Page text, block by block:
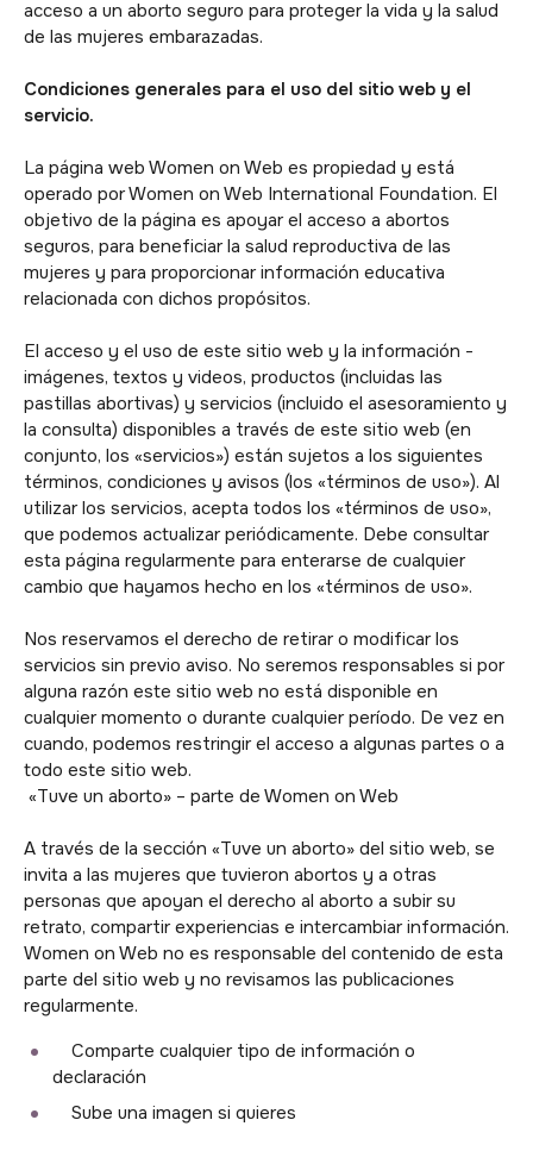
acceso a un aborto seguro para proteger la vida y la salud
de las mujeres embarazadas.
Condiciones generales para el uso del sitio web y el
servicio.
La página web Women on Web es propiedad y está
operado por Women on Web International Foundation. El
objetivo de la página es apoyar el acceso a abortos
seguros, para beneficiar la salud reproductiva de las
mujeres y para proporcionar información educativa
relacionada con dichos propósitos.
El acceso y el uso de este sitio web y la información -
imágenes, textos y videos, productos (incluidas las
pastillas abortivas) y servicios (incluido el asesoramiento y
la consulta) disponibles a través de este sitio web (en
conjunto, los «servicios») están sujetos a los siguientes
términos, condiciones y avisos (los «términos de uso»). Al
utilizar los servicios, acepta todos los «términos de uso»,
que podemos actualizar periódicamente. Debe consultar
esta página regularmente para enterarse de cualquier
cambio que hayamos hecho en los «términos de uso».
Nos reservamos el derecho de retirar o modificar los
servicios sin previo aviso. No seremos responsables si por
alguna razón este sitio web no está disponible en
cualquier momento o durante cualquier período. De vez en
cuando, podemos restringir el acceso a algunas partes o a
todo este sitio web.
«Tuve un aborto» – parte de Women on Web
A través de la sección «Tuve un aborto» del sitio web, se
invita a las mujeres que tuvieron abortos y a otras
personas que apoyan el derecho al aborto a subir su
retrato, compartir experiencias e intercambiar información.
Women on Web no es responsable del contenido de esta
parte del sitio web y no revisamos las publicaciones
regularmente.
Comparte cualquier tipo de información o
declaración
Sube una imagen si quieres